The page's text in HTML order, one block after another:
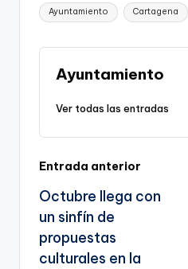
y
Li
n
k
e
b
o
o
l
gr
a
Etiquetas:
Ayuntamiento Cartagena
Ayuntamiento
Ver todas las entradas
Navegación
de
entradas
Entrada anterior
Octubre llega con
un sinfín de
propuestas
culturales en la